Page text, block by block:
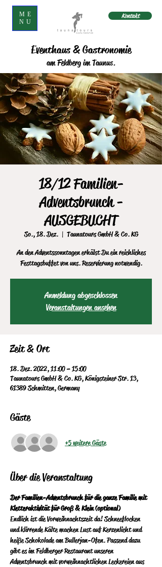
ME
NU
Kontakt
Eventhaus & Gastronomie
am Feldberg im Taunus.
18/12 Familien-
Adventsbrunch -
AUSGEBUCHT
So., 18. Dez.
  |
Taunatours GmbH & Co. KG
An den Adventssonntagen erhälst Du ein reichliches
Festtagsbuffet von uns. Reservierung notwendig.
Anmeldung abgeschlossen
Veranstaltungen ansehen
Zeit & Ort
18. Dez. 2022, 11:00 – 15:00
Taunatours GmbH & Co. KG, Königsteiner Str. 13,
61389 Schmitten, Germany
Gäste
+5 weitere Gäste
Über die Veranstaltung
Der Familien-Adventsbrunch für die ganze Familie mit
Kletteraktivität für Groß & Klein (optional)
Endlich ist die Vorweihnachtszeit da! Schneeflocken
und klirrende Kälte machen Lust auf Kerzenlicht und
heiße Schokolade am Bullerjan-Ofen. Passend dazu
gibt es im Feldberger Restaurant unseren
Adventsbrunch mit vorweihnachtlichen Leckereien aus